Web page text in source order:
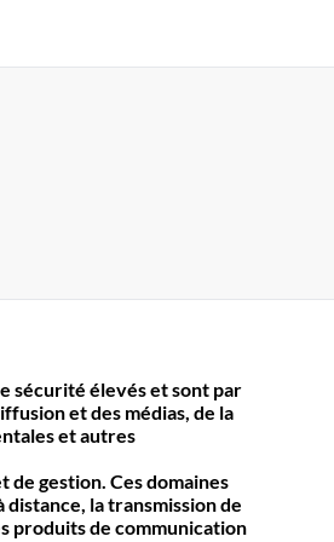
sécurité élevés et sont par
et des médias, de la
et autres
de gestion. Ces domaines
la transmission de
produits de communication